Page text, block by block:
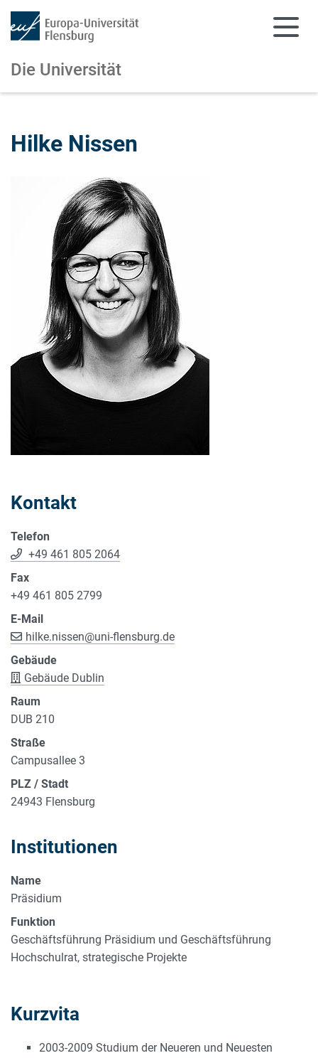
Die Universität
Hilke Nissen
Kontakt
Telefon
+49 461 805 2064
Fax
+49 461 805 2799
E-Mail
hilke.nissen@uni-flensburg.de
Gebäude
Gebäude Dublin
Raum
DUB 210
Straße
Campusallee 3
PLZ / Stadt
24943 Flensburg
Institutionen
Name
Präsidium
Funktion
Geschäftsführung Präsidium und Geschäftsführung
Hochschulrat, strategische Projekte
Kurzvita
2003-2009 Studium der Neueren und Neuesten